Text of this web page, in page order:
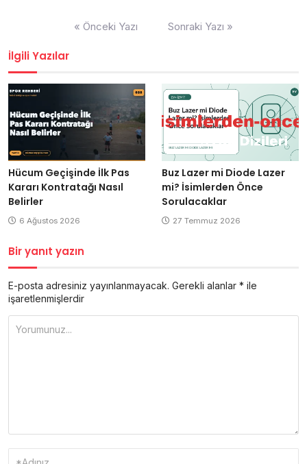
« Önceki Yazı Sonraki Yazı »
İlgili Yazılar
Hücum Geçişinde İlk Pas
Kararı Kontratağı Nasıl
Belirler
6 Ağustos 2026
Buz Lazer mi Diode Lazer
mi? İsimlerden Önce
Sorulacaklar
27 Temmuz 2026
Bir yanıt yazın
E-posta adresiniz yayınlanmayacak. Gerekli alanlar * ile
işaretlenmişlerdir